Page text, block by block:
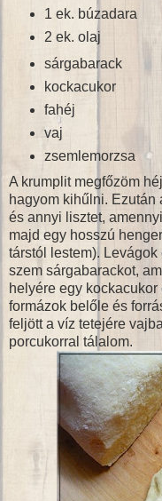
1 ek. búzadara
2 ek. olaj
sárgabarack
kockacukor
fahéj
vaj
zsemlemorzsa
A krumplit megfőzöm
hagyom kihűlni. Ezután
és annyi lisztet,
majd egy hosszú
társtól lestem).
szem sárgabarackot,
helyére egy
formázok belőle és
feljött a víz tetejére
porcukorral tálalom.